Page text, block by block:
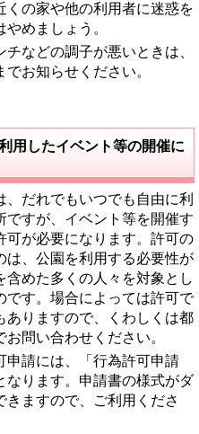
くの家や他の利用者に迷惑を
めましょう。
などの調子が悪いときは、
でお知らせください。
用したイベント等の開催に
だれでもいつでも自由に利
ですが、イベント等を開催す
可が必要になります。許可の
は、公園を利用する必要性が
含めた多くの人々を対象とし
です。場合によっては許可で
ありますので、くわしくは都
お問い合わせください。
請には、「行為許可申請
なります。申請書の様式がダ
きますので、ご利用くださ